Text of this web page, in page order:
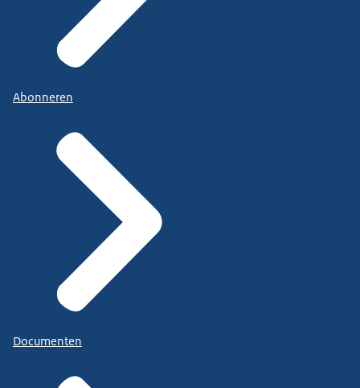
Abonneren
Documenten